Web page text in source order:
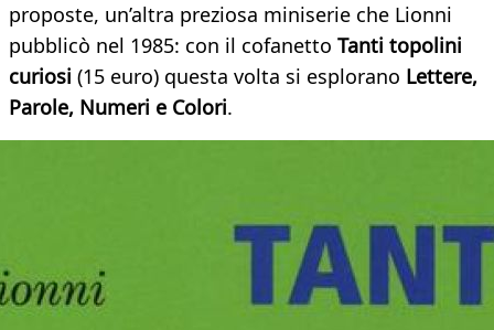
proposte, un’altra preziosa miniserie che Lionni
pubblicò nel 1985: con il cofanetto Tanti topolini
curiosi (15 euro) questa volta si esplorano Lettere,
Parole, Numeri e Colori.